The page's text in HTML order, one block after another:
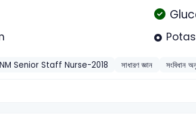
Senior Staff Nurse-2018 সাধারণ জ্ঞান সংবিধান